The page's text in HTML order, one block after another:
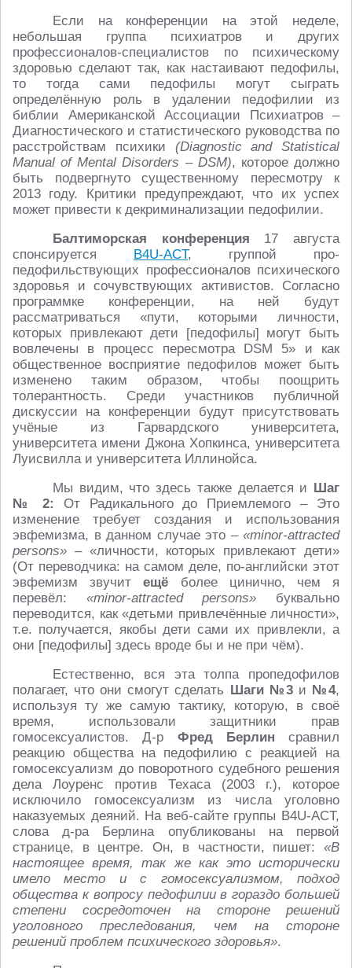
Если на конференции на этой неделе,
небольшая группа психиатров и других
профессионалов-специалистов по психическому
здоровью сделают так, как настаивают педофилы,
то тогда сами педофилы могут сыграть
определённую роль в удалении педофилии из
библии Американской Ассоциации Психиатров –
Диагностического и статистического руководства по
расстройствам психики (Diagnostic and Statistical
Manual of Mental Disorders – DSM), которое должно
быть подвергнуто существенному пересмотру к
2013 году. Критики предупреждают, что их успех
может привести к декриминализации педофилии.
Балтиморская конференция 17 августа
спонсируется B4U-ACT, группой про-
педофильствующих профессионалов психического
здоровья и сочувствующих активистов. Согласно
программке конференции, на ней будут
рассматриваться «пути, которыми личности,
которых привлекают дети [педофилы] могут быть
вовлечены в процесс пересмотра DSM 5» и как
общественное восприятие педофилов может быть
изменено таким образом, чтобы поощрить
толерантность. Среди участников публичной
дискуссии на конференции будут присутствовать
учёные из Гарвардского университета,
университета имени Джона Хопкинса, университета
Луисвилла и университета Иллинойса.
Мы видим, что здесь также делается и Шаг
№ 2: От Радикального до Приемлемого – Это
изменение требует создания и использования
эвфемизма, в данном случае это – «minor-attracted
persons» – «личности, которых привлекают дети»
(От переводчика: на самом деле, по-английски этот
эвфемизм звучитещё более цинично, чем я
перевёл: «minor-attracted persons» буквально
переводится, как «детьми привлечённые личности»,
т.е. получается, якобы дети сами их привлекли, а
они [педофилы] здесь вроде бы и не при чём).
Естественно, вся эта толпа пропедофилов
полагает, что они смогут сделать Шаги №3и №4,
используя ту же самую тактику, которую, в своё
время, использовали защитники прав
гомосексуалистов. Д-р Фред Берлин сравнил
реакцию общества на педофилию с реакцией на
гомосексуализм до поворотного судебного решения
дела Лоуренс против Техаса (2003 г.), которое
исключило гомосексуализм из числа уголовно
наказуемых деяний. На веб-сайте группы B4U-ACT,
слова д-ра Берлина опубликованы на первой
странице, в центре. Он, в частности, пишет: «В
настоящее время, так же как это исторически
имело место и с гомосексуализмом, подход
общества к вопросу педофилии в гораздо большей
степени сосредоточен на стороне решений
уголовного преследования, чем на стороне
решений проблем психического здоровья».